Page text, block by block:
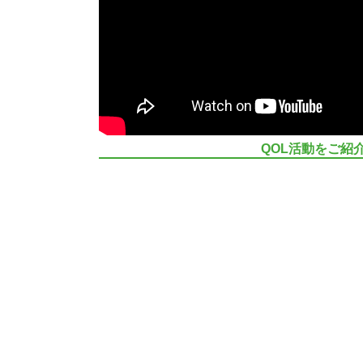
QOL活動をご紹